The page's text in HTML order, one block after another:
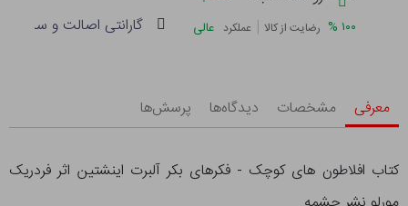
۱۰۰ % رضایت از کالا | عملکرد عالی گارانتی اصالت و سلامت
معرفی مشخصات دیدگاه‌ها پرسش‌ها
کتاب افلاطون های کوچک - فکرهای بکر آلبرت اینشتین اثر فردریک